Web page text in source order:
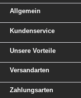
Allgemein
Kundenservice
Unsere Vorteile
Versandarten
Zahlungsarten